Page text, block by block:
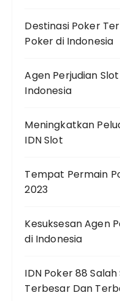
Destinasi Poker
Poker di Indonesia
Agen Perjudian
Indonesia
Meningkatkan
IDN Slot
Tempat Permain
2023
Kesuksesan Agen
di Indonesia
IDN Poker 88
Terbesar Dan